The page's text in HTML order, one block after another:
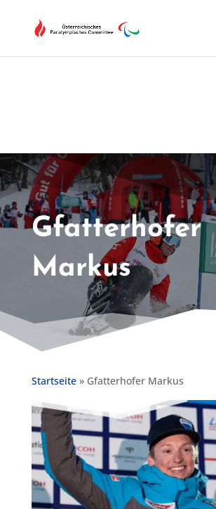
Gfatterhofer
Markus
Startseite» Gfatterhofer Markus